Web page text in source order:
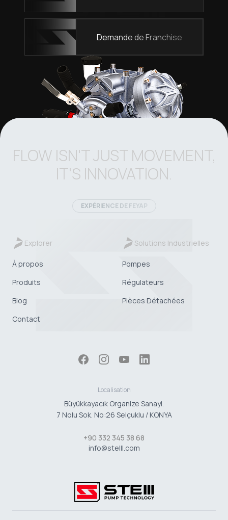
Demande de Franchise
FLOW ISN'T JUST MOVEMENT,
IT'S INNOVATION.
EXPÉRIENCE DE FEYAP
Explorer
À propos
Produits
Blog
Contact
Solutions Industrielles
Pompes
Régulateurs
Pièces Détachées
Localisation
Büyükkayacık Organize Sanayi.
7 Nolu Sok. No:26 Selçuklu / KONYA
+90 332 345 38 68
info@stelll.com